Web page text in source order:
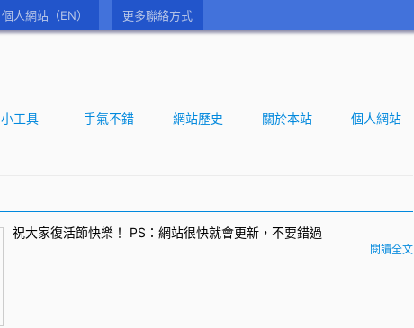
個人網站（EN） 更多聯絡方式
小工具 手氣不錯 網站歷史 關於本站 個人網站
祝大家復活節快樂！ PS：網站很快就會更新，不要錯過
閱讀全文